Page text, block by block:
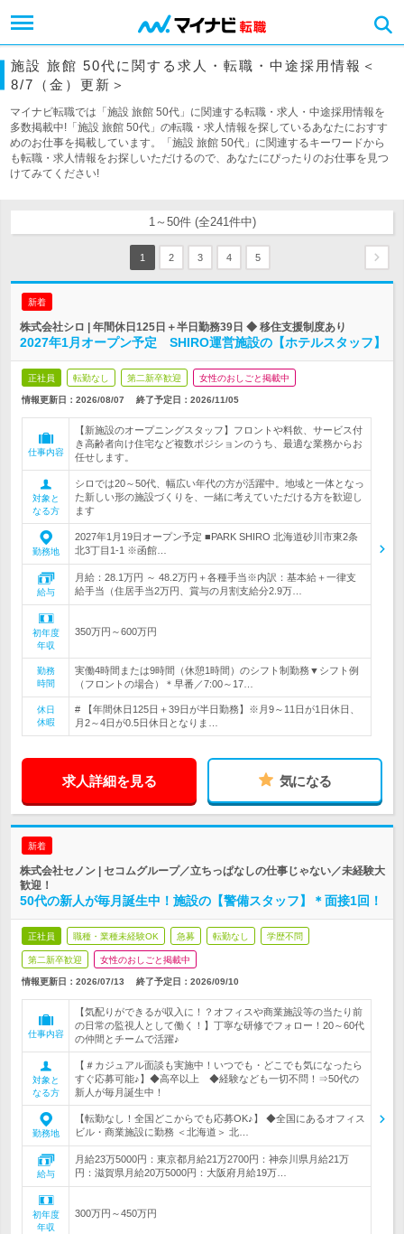
施設 旅館 50代に関する求人・転職・中途採用情報＜
8/7（金）更新＞
マイナビ転職では「施設 旅館 50代」に関連する転職・求人・中途採用情報を
多数掲載中!「施設 旅館 50代」の転職・求人情報を探しているあなたにおすす
めのお仕事を掲載しています。「施設 旅館 50代」に関連するキーワードから
も転職・求人情報をお探しいただけるので、あなたにぴったりのお仕事を見つ
けてみてください!
1～50件 (全241件中)
1 2 3 4 5
新着
株式会社シロ | 年間休日125日＋半日勤務39日 ◆ 移住支援制度あり
2027年1月オープン予定 SHIRO運営施設の【ホテルスタッフ】
正社員 転勤なし 第二新卒歓迎 女性のおしごと掲載中
情報更新日：2026/08/07 終了予定日： 2026/11/05
仕事内容
【新施設のオープニングスタッフ】フロントや料飲、サービス付
き高齢者向け住宅など複数ポジションのうち、最適な業務からお
任せします。
対象と
なる方
シロでは20～50代、幅広い年代の方が活躍中。地域と一体となっ
た新しい形の施設づくりを、一緒に考えていただける方を歓迎し
ます
勤務地
2027年1月19日オープン予定 ■PARK SHIRO 北海道砂川市東2条
北3丁目1-1 ※函館…
給与
月給：28.1万円 ～ 48.2万円＋各種手当※内訳：基本給＋一律支
給手当（住居手当2万円、賞与の月割支給分2.9万…
初年度
年収
350万円～600万円
勤務
時間
実働4時間または9時間（休憩1時間）のシフト制勤務▼シフト例
（フロントの場合）＊早番／7:00～17…
休日
休暇
# 【年間休日125日＋39日が半日勤務】※月9～11日が1日休日、
月2～4日が0.5日休日となりま…
求人詳細を見る 気になる
新着
株式会社セノン | セコムグループ／立ちっぱなしの仕事じゃない／未経験大
歓迎！
50代の新人が毎月誕生中！施設の【警備スタッフ】＊面接1回！
正社員 職種・業種未経験OK 急募 転勤なし 学歴不問
第二新卒歓迎 女性のおしごと掲載中
情報更新日：2026/07/13 終了予定日： 2026/09/10
仕事内容
【気配りができるが収入に！？オフィスや商業施設等の当たり前
の日常の監視人として働く！】丁寧な研修でフォロー！20～60代
の仲間とチームで活躍♪
対象と
なる方
【＃カジュアル面談も実施中！いつでも・どこでも気になったら
すぐ応募可能♪】◆高卒以上 ◆経験なども一切不問！⇒50代の
新人が毎月誕生中！
勤務地
【転勤なし！全国どこからでも応募OK♪】 ◆全国にあるオフィス
ビル・商業施設に勤務 ＜北海道＞ 北…
給与
月給23万5000円：東京都月給21万2700円：神奈川県月給21万
円：滋賀県月給20万5000円：大阪府月給19万…
初年度
年収
300万円～450万円